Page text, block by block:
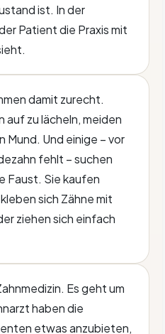
ist. In der
Patient die Praxis mit
damit zurecht.
auf zu lächeln, meiden
Mund. Und einige – vor
fehlt – suchen
Faust. Sie kaufen
sich Zähne mit
ziehen sich einfach
Es geht um
haben die
etwas anzubieten,